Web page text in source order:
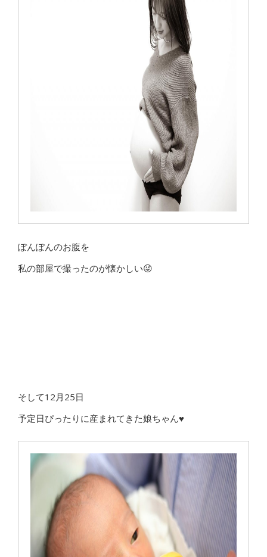
ぽんぽんのお腹を
私の部屋で撮ったのが懐かしい😜
そして12月25日
予定日ぴったりに産まれてきた娘ちゃん♥